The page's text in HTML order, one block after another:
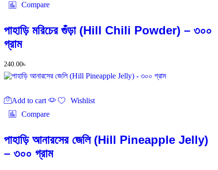
Compare
পাহাড়ি মরিচের গুঁড়া (Hill Chili Powder) – ৩০০
গ্রাম
240.00৳
Add to cart
Wishlist
Compare
পাহাড়ি আনারসের জেলি (Hill Pineapple Jelly)
– ৩০০ গ্রাম